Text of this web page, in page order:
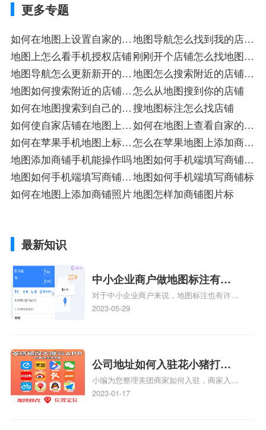
更多专题
如何在地图上设置自家的店
铺
地图导航怎么找到我的店铺
标
地图上怎么看手机授权店铺刚刚开个店铺怎么找地图上
导航标
地图导航怎么更新新开的店
铺
地图怎么搜索附近的店铺入
驻
地图如何搜索附近的店铺入
驻
怎么从地图搜到你的店铺
如何在地图搜索到自己的店
铺
搜地图标注怎么找店铺
如何使自家店铺在地图上能
找到店
如何在地图上查看自家的店
铺标
如何在苹果手机地图上标注
店铺
怎么在苹果地图上添加商铺
地址
地图添加商铺手机能操作吗地图如何手机端填写商铺注
册
地图如何手机端填写商铺入
驻
地图如何手机端填写商铺标
如何在地图上添加商铺照片地图怎样加商铺图片标
最新知识
中小企业商户做地图标注有什
么好处
对于中小企业商户来说，地图标注也有许多
好处，包括：提高可见性和曝光率：通过在
位置，增加商户被发现的机会。方便客户导
航：地图标注可以帮助客户更容易地找到商
户的实际位置。特别是对于新客户或不熟悉
该地区的客户来说，地图标注可以提供明确
2023-05-29
公司地址如何入驻花小猪打车
地图标记？指路人地图标注服
务中心铺如何入驻花小猪打车
小编为您整理美团商家如何入驻，商家入驻
教程、商家如何入驻地图、如何入驻地:、
2023-01-17